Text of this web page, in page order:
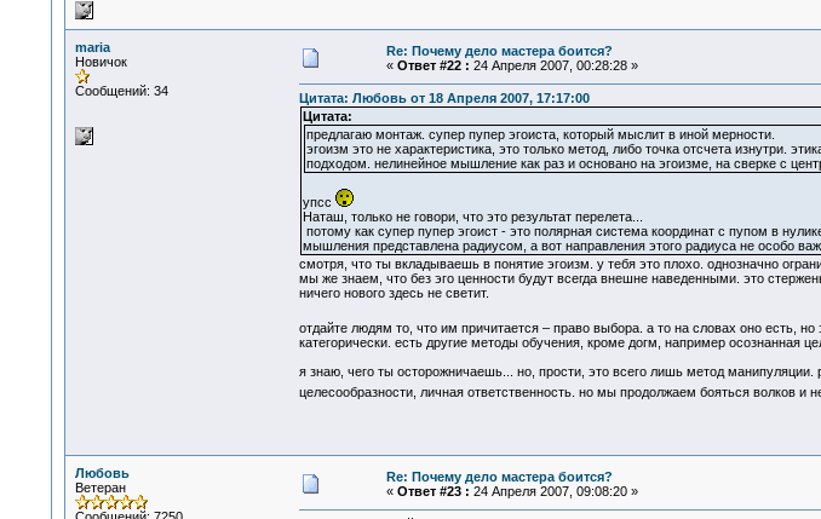
maria
Новичок
Сообщений: 34
Re: Почему дело мастера боится?
« Ответ #22 : 24 Апреля 2007, 00:28:28 »
Цитата: Любовь от 18 Апреля 2007, 17:17:00
Цитата:
предлагаю монтаж. супер пупер эгоиста, который мыслит в иной мерности.
эгоизм это не характеристика, это только метод, либо точка отсчета изнутри.
подходом. нелинейное мышление как раз и основано на эгоизме, на сверке с
упсс
Наташ, только не говори, что это результат перелета...
потому как супер пупер эгоист - это полярная система координат с пупом в
мышления представлена радиусом, а вот направления этого радиуса не особо
смотря, что ты вкладываешь в понятие эгоизм. у тебя это плохо. однозначно
мы же знаем, что без эго ценности будут всегда внешне наведенными. это
ничего нового здесь не светит.
отдайте людям то, что им причитается – право выбора. а то на словах оно есть, но
категорически. есть другие методы обучения, кроме догм, например осознанная
я знаю, чего ты осторожничаешь... но, прости, это всего лишь метод манипуляции.
целесообразности, личная ответственность. но мы продолжаем бояться волков и
Любовь
Ветеран
Re: Почему дело мастера боится?
« Ответ #23 : 24 Апреля 2007, 09:08:20 »